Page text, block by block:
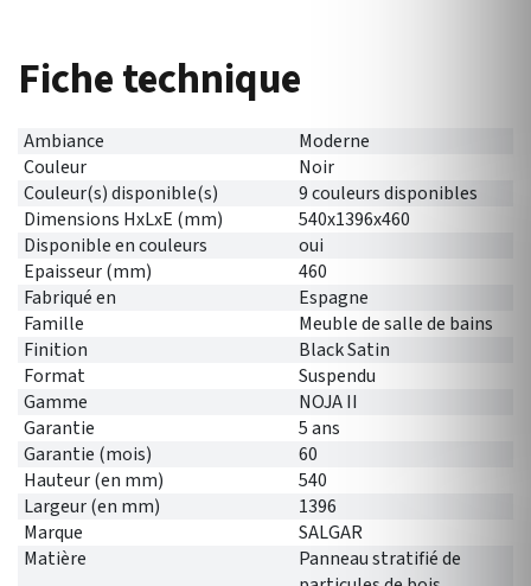
Fiche technique
Ambiance
Moderne
Couleur
Noir
Couleur(s) disponible(s)
9 couleurs disponibles
Dimensions HxLxE (mm)
540x1396x460
Disponible en couleurs
oui
Epaisseur (mm)
460
Fabriqué en
Espagne
Famille
Meuble de salle de bains
Finition
Black Satin
Format
Suspendu
Gamme
NOJA II
Garantie
5 ans
Garantie (mois)
60
Hauteur (en mm)
540
Largeur (en mm)
1396
Marque
SALGAR
Matière
Panneau stratifié de